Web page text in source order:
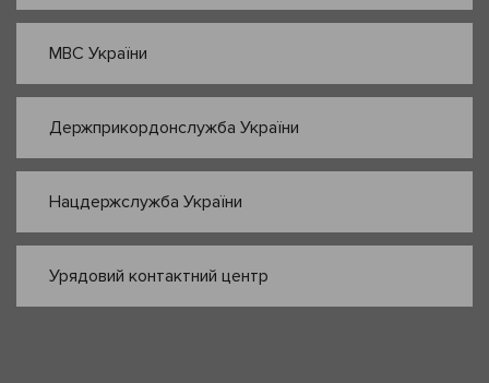
МВС України
Держприкордонслужба України
Нацдержслужба України
Урядовий контактний центр